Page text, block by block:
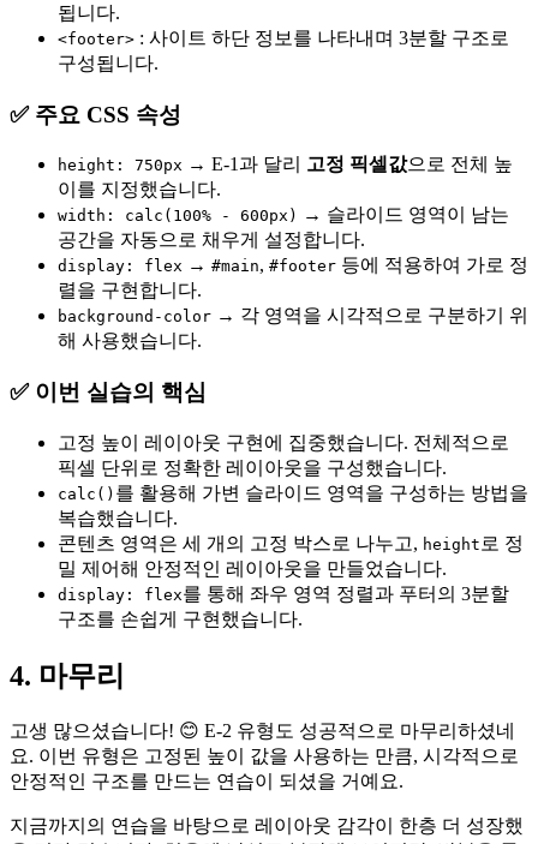
됩니다.
<footer> : 사이트 하단 정보를 나타내며 3분할 구조로
구성됩니다.
✅ 주요 CSS 속성
height: 750px → E-1과 달리 고정 픽셀값으로 전체 높
이를 지정했습니다.
width: calc(100% - 600px)
→ 슬라이드 영역이 남는
공간을 자동으로 채우게 설정합니다.
display: flex → #main, #footer 등에 적용하여 가로 정
렬을 구현합니다.
background-color → 각 영역을 시각적으로 구분하기 위
해 사용했습니다.
✅ 이번 실습의 핵심
고정 높이 레이아웃 구현에 집중했습니다. 전체적으로
픽셀 단위로 정확한 레이아웃을 구성했습니다.
calc() 를 활용해 가변 슬라이드 영역을 구성하는 방법을
복습했습니다.
콘텐츠 영역은 세 개의 고정 박스로 나누고, height 로 정
밀 제어해 안정적인 레이아웃을 만들었습니다.
display: flex를 통해 좌우 영역 정렬과 푸터의 3분할
구조를 손쉽게 구현했습니다.
4. 마무리
고생 많으셨습니다! 😊 E-2 유형도 성공적으로 마무리하셨네
요. 이번 유형은 고정된 높이 값을 사용하는 만큼, 시각적으로
안정적인 구조를 만드는 연습이 되셨을 거예요.
지금까지의 연습을 바탕으로 레이아웃 감각이 한층 더 성장했